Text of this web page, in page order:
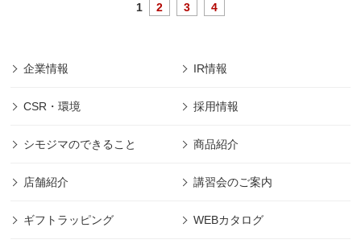
1 2 3 4
企業情報 IR情報
CSR・環境 採用情報
シモジマのできること 商品紹介
店舗紹介 講習会のご案内
ギフトラッピング WEBカタログ